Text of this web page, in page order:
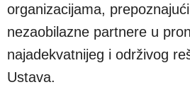
organizacijama,
nezaobilazne partnere u
najadekvatnijeg i održivog
Ustava.